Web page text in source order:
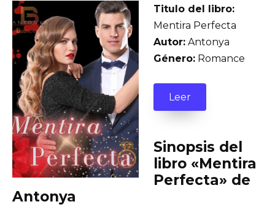
Titulo del libro:
Mentira Perfecta
Autor: Antonya
Género: Romance
Leer
Sinopsis del
libro «Mentira
Perfecta» de
Antonya